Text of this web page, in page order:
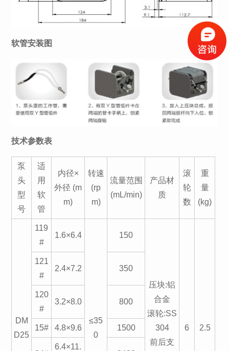
软管安装图
技术参数表
泵
头
型
号
适
用
软
管
内径×
外径 (m
m)
转速
(rp
m)
流量范围
(mL/min)
产品材
质
滚
轮
数
重
量
(kg)
DM
D25
119
#
1.6×6.4
≤35
0
150
压块:铝
合金
滚轮:SS
304
前后支
6 2.5
121
#
2.4×7.2 350
120
#
3.2×8.0 800
15# 4.8×9.6 1500
6.4×11.